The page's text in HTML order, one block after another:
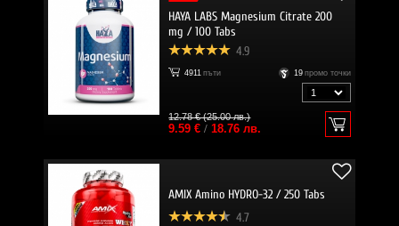
HAYA LABS Magnesium Citrate 200
mg / 100 Tabs
4.9
4911 пъти 19 промо точки
12.78 € (25.00 лв.)
9.59 €/ 18.76 лв.
AMIX Amino HYDRO-32 / 250 Tabs
4.7